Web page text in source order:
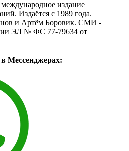
издание
Издаётся с 1989 года.
и Артём Боровик. CМИ -
ЭЛ № ФС 77-79634 от
Мессенджерах: